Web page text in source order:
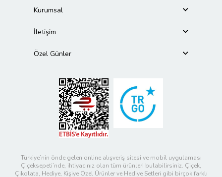
Kurumsal
İletişim
Özel Günler
Türkiye’nin önde gelen online alışveriş sitesi ve mobil uygulaması
Çiçeksepeti’nde, ihtiyacınız olan tüm ürünleri bulabilirsiniz. Çiçek,
Çikolata, Hediye, Kişiye Özel Ürünler ve Hediye Setleri gibi birçok farklı